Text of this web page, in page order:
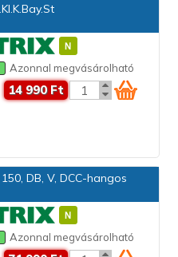
Azonnal megvásárolható
14 990 Ft
DB, V, DCC-hangos
Azonnal megvásárolható